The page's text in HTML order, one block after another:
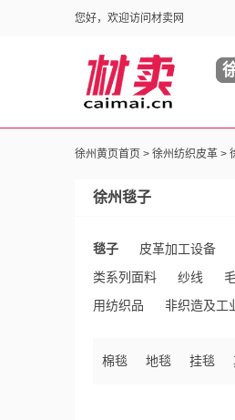
您好，欢迎访问材卖网
徐州黄页首页 > 徐州纺织皮革 >
徐州毯子
毯子 皮革加工设备
类系列面料
纱线
用纺织品
非织造及工
棉毯
地毯 挂毯